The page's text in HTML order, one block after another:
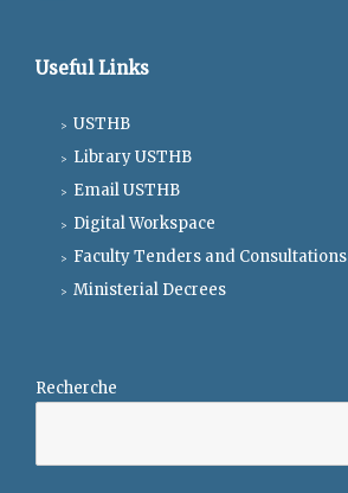
Useful Links
USTHB
Library USTHB
Email USTHB
Digital Workspace
Faculty Tenders and Consultations
Ministerial Decrees
Recherche